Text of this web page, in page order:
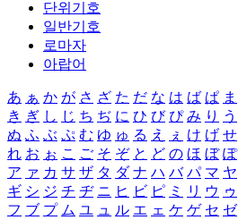
단위기호
일반기호
로마자
아랍어
あ ぁ か が さ ざ た だ な は ば ぱ ま
き ぎ し じ ち ぢ に ひ び ぴ み り う
ぬ ふ ぶ ぷ む ゆ ゅ る え ぇ け げ せ
れ お ぉ こ ご そ ぞ と ど の ほ ぼ ぽ
ア ァ カ サ ザ タ ダ ナ ハ バ パ マ ヤ
ギ シ ジ チ ヂ ニ ヒ ビ ピ ミ リ ウ ゥ
フ ブ プ ム ユ ュ ル エ ェ ケ ゲ セ ゼ